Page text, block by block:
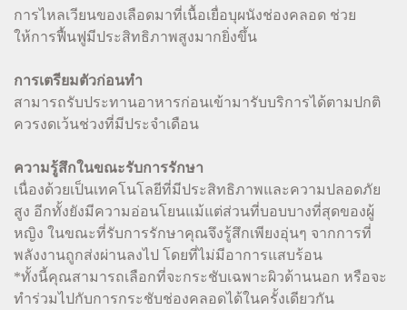
การไหลเวียนของเลือดมาที่เนื้อเยื่อบุผนังช่องคลอด ช่วย
ให้การฟื้นฟูมีประสิทธิภาพสูงมากยิ่งขึ้น
การเตรียมตัวก่อนทำ
สามารถรับประทานอาหารก่อนเข้ามารับบริการได้ตามปกติ
ควรงดเว้นช่วงที่มีประจำเดือน
ความรู้สึกในขณะรับการรักษา
เนื่องด้วยเป็นเทคโนโลยีที่มีประสิทธิภาพและความปลอดภัย
สูง อีกทั้งยังมีความอ่อนโยนแม้แต่ส่วนที่บอบบางที่สุดของผู้
หญิง ในขณะที่รับการรักษาคุณจึงรู้สึกเพียงอุ่นๆ จากการที่
พลังงานถูกส่งผ่านลงไป โดยที่ไม่มีอาการแสบร้อน
*ทั้งนี้คุณสามารถเลือกที่จะกระชับเฉพาะผิวด้านนอก หรือจะ
ทำร่วมไปกับการกระชับช่องคลอดได้ในครั้งเดียวกัน